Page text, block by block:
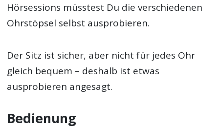
Hörsessions müsstest Du die verschiedenen
Ohrstöpsel selbst ausprobieren.
Der Sitz ist sicher, aber nicht für jedes Ohr
gleich bequem – deshalb ist etwas
ausprobieren angesagt.
Bedienung